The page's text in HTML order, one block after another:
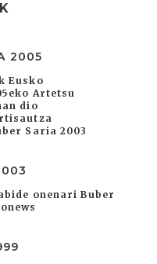
2005
Eusko
Artetsu
dio
Saria 2003
onenari Buber